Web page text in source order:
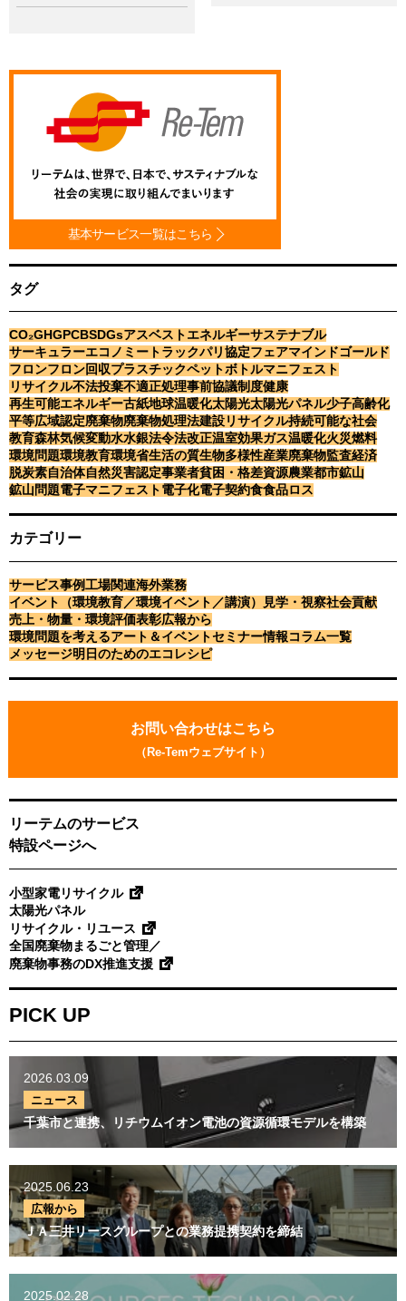
せ
（Re-Temウェブサイト）
特設ページへ
小型家電リサイクル
太陽光パネル
リサイクル・リユース
全国廃棄物まるごと管理／
廃棄物事務のDX推進支援
PICK UP
2026.03.09
ニュース
千葉市と連携、リチウムイ
オン電池の資源循環モデル
を構築
2025.06.23
広報から
ＪＡ三井リースグループと
の業務提携契約を締結
2025.02.28
イベント（環境教育／環境
イベント／講演）
「リテールテック
JAPAN2025」サトー&リー
2027.7 - 2026.82026.7 - 2025.8
2025.7 - 2024.8
2024.7 - 2023.8
2023.7 - 2022.8
2022.7 - 2021.8
2021.7 - 2020.8
2019.7 - 2018.82018.7 - 2017.8
2017.7 - 2016.8
2016.7 - 2015.8
2015.7 - 2014.82014.7 - 2013.8
2013.7 - 2012.8
2012.7 - 2011.8
2011.7 - 2010.82010.7 - 2009.8
2009.7 - 2008.82008.7 - 2007.8
基本サービス一覧はこちら
タグ
CO₂GHG PCBSDGsアスベスト エネルギーサステナブル
サーキュラーエコノミー トラックパリ協定フェアマインドゴールド
フロンフロン回収プラスチックペットボトルマニフェスト
リサイクル不法投棄不適正処理事前協議制度健康
再生可能エネルギー古紙地球温暖化太陽光太陽光パネル少子高齢化
平等広域認定廃棄物廃棄物処理法建設リサイクル持続可能な社会
教育森林気候変動水水銀法令法改正温室効果ガス温暖化火災燃料
環境問題環境教育環境省生活の質生物多様性産業廃棄物監査経済
脱炭素自治体自然災害認定事業者貧困・格差資源農業都市鉱山
鉱山問題電子マニフェスト 電子化電子契約食食品ロス
カテゴリー
サービス事例工場関連海外業務
イベント（環境教育／環境イベント／講演）
見学・視察社会貢献
売上・物量・環境評価表彰広報から
環境問題を考えるアート＆イベントセミナー情報 コラム一覧
メッセージ明日のためのエコレシピ
お
お問い合わせはこちら
（Re-Temウェブサイト）
リーテムのサービス
特設ページへ
小型家電リサイクル
太陽光パネル
リサイクル・リユース
全国廃棄物まるごと管理／
廃棄物事務のDX推進支援
PICK UP
2026.03.09
ニュース
千葉市と連携、リチウムイオン電池の資源循環モデルを構築
2025.06.23
広報から
ＪＡ三井リースグループとの業務提携契約を締結
2025.02.28